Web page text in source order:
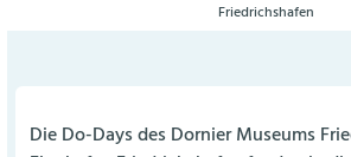
Friedrichshafen
Die Do-Days des Dornier Museums